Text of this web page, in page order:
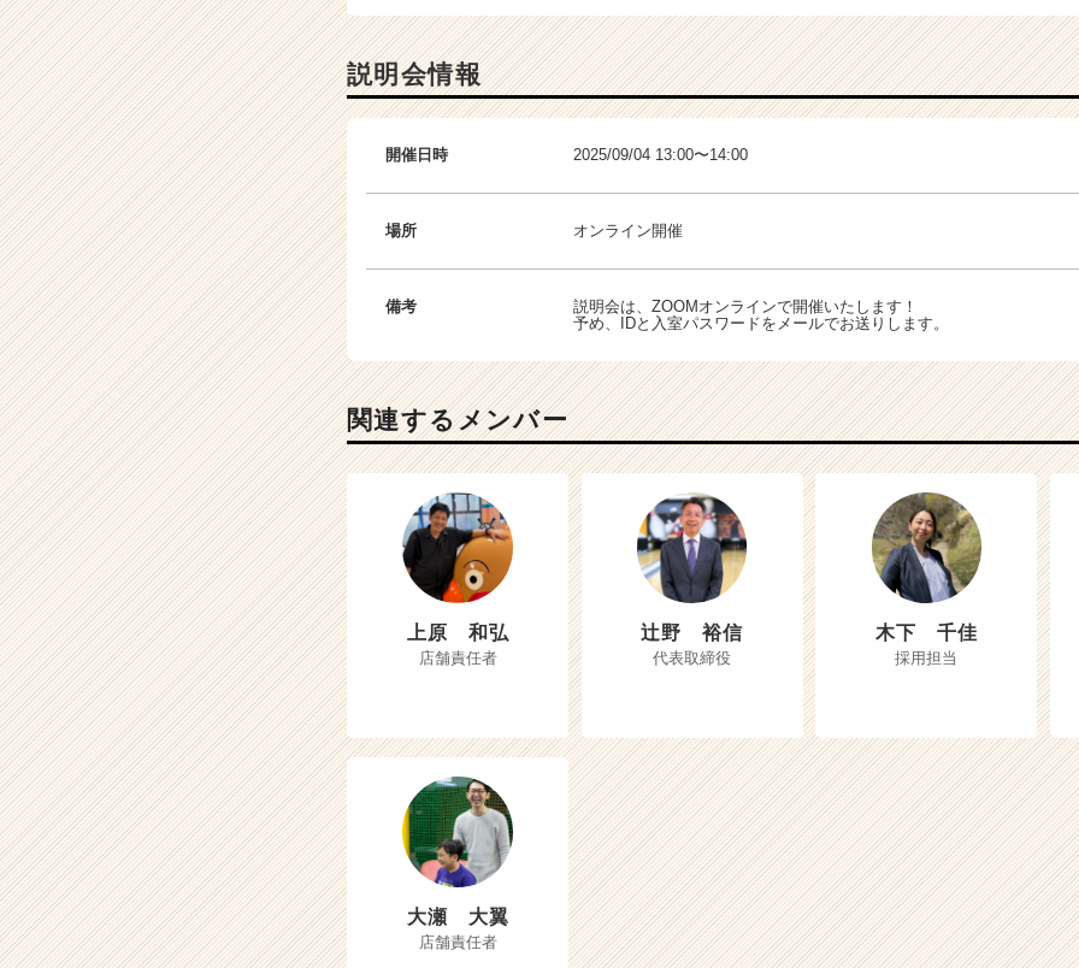
説明会情報
開催日時 2025/09/04 13:00〜14:00
場所 オンライン開催
備考
説明会は、ZOOMオンラインで開催いたします！
予め、IDと入室パスワードをメールでお送りします。
関連するメンバー
上原 和弘
店舗責任者
辻野 裕信
代表取締役
木下 千佳
採用担当
大瀬 大翼
店舗責任者